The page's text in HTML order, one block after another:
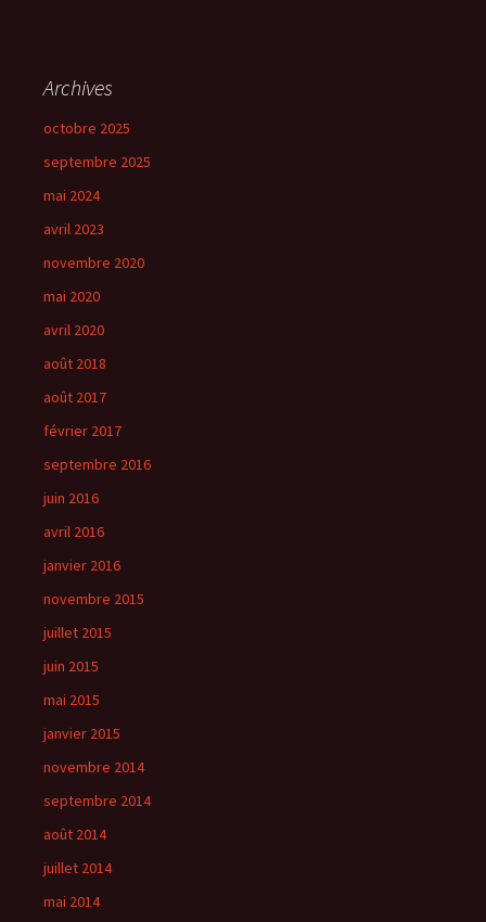
Archives
octobre 2025
septembre 2025
mai 2024
avril 2023
novembre 2020
mai 2020
avril 2020
août 2018
août 2017
février 2017
septembre 2016
juin 2016
avril 2016
janvier 2016
novembre 2015
juillet 2015
juin 2015
mai 2015
janvier 2015
novembre 2014
septembre 2014
août 2014
juillet 2014
mai 2014